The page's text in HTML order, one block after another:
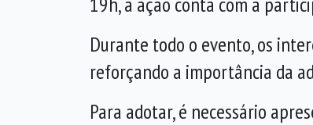
Durante todo o evento, os
reforçando a importância da
Para adotar, é necessário